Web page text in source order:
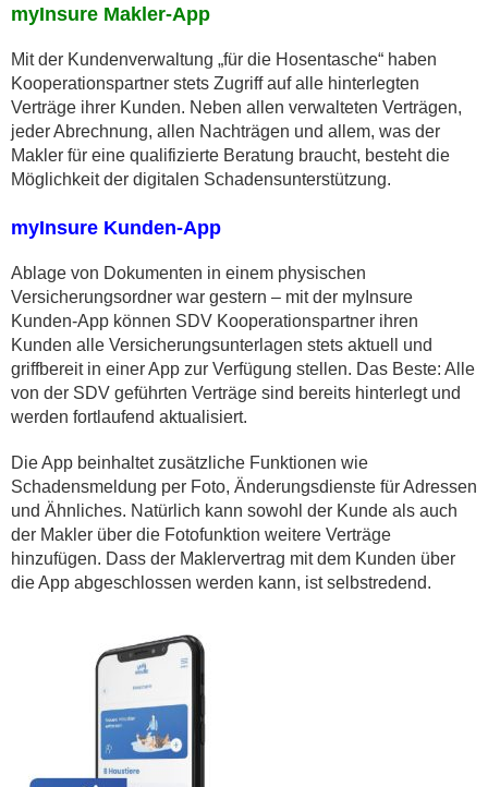
myInsure Makler-App
Mit der Kundenverwaltung „für die Hosentasche“ haben
Kooperations­partner stets Zugriff auf alle hinterlegten
Verträge ihrer Kunden. Neben allen verwalteten Verträgen,
jeder Abrechnung, allen Nachträgen und allem, was der
Makler für eine qualifizierte Beratung braucht, besteht die
Möglichkeit der digitalen Schadensunterstützung.
myInsure Kunden-App
Ablage von Dokumenten in einem physischen
Versicherungsordner war gestern – mit der myInsure
Kunden-App können SDV Kooperationspartner ihren
Kunden alle Versicherungsunterlagen stets aktuell und
griffbereit in einer App zur Verfügung stellen. Das Beste: Alle
von der SDV geführten Verträge sind bereits hinterlegt und
werden fortlaufend aktualisiert.
Die App beinhaltet zusätzliche Funktionen wie
Schadensmeldung per Foto, Änderungsdienste für Adressen
und Ähnliches. Natürlich kann sowohl der Kunde als auch
der Makler über die Fotofunktion weitere Verträge
hinzufügen. Dass der Maklervertrag mit dem Kunden über
die App abgeschlossen werden kann, ist selbstredend.